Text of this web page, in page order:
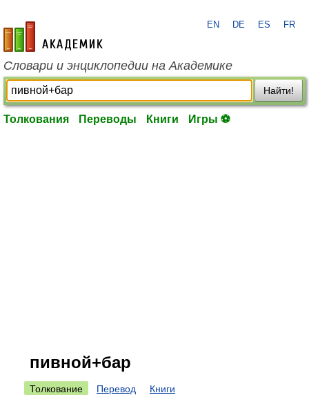
academic.ru
EN DE ES FR
Словари и энциклопедии на Академике
Найти!
Толкования Переводы Книги Игры ⚽
пивной+бар
Толкование Перевод Книги